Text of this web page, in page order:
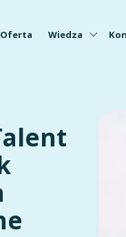
Oferta Wiedza